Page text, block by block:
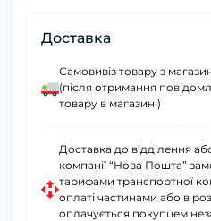
Доставка
Самовивіз товару з
(після отримання
товару в магазині)
Доставка до відділення
компанії “Нова Пошта”
тарифами транспортної
оплаті частинами або в
оплачується покупцем